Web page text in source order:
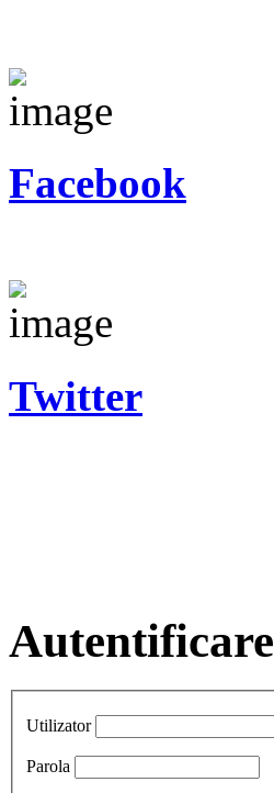
Facebook
Twitter
Autentificare
Utilizator
Parola